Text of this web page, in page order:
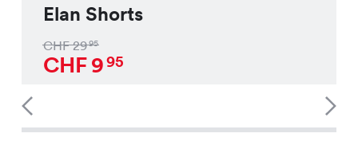
Elan Shorts
CHF2995
CHF995